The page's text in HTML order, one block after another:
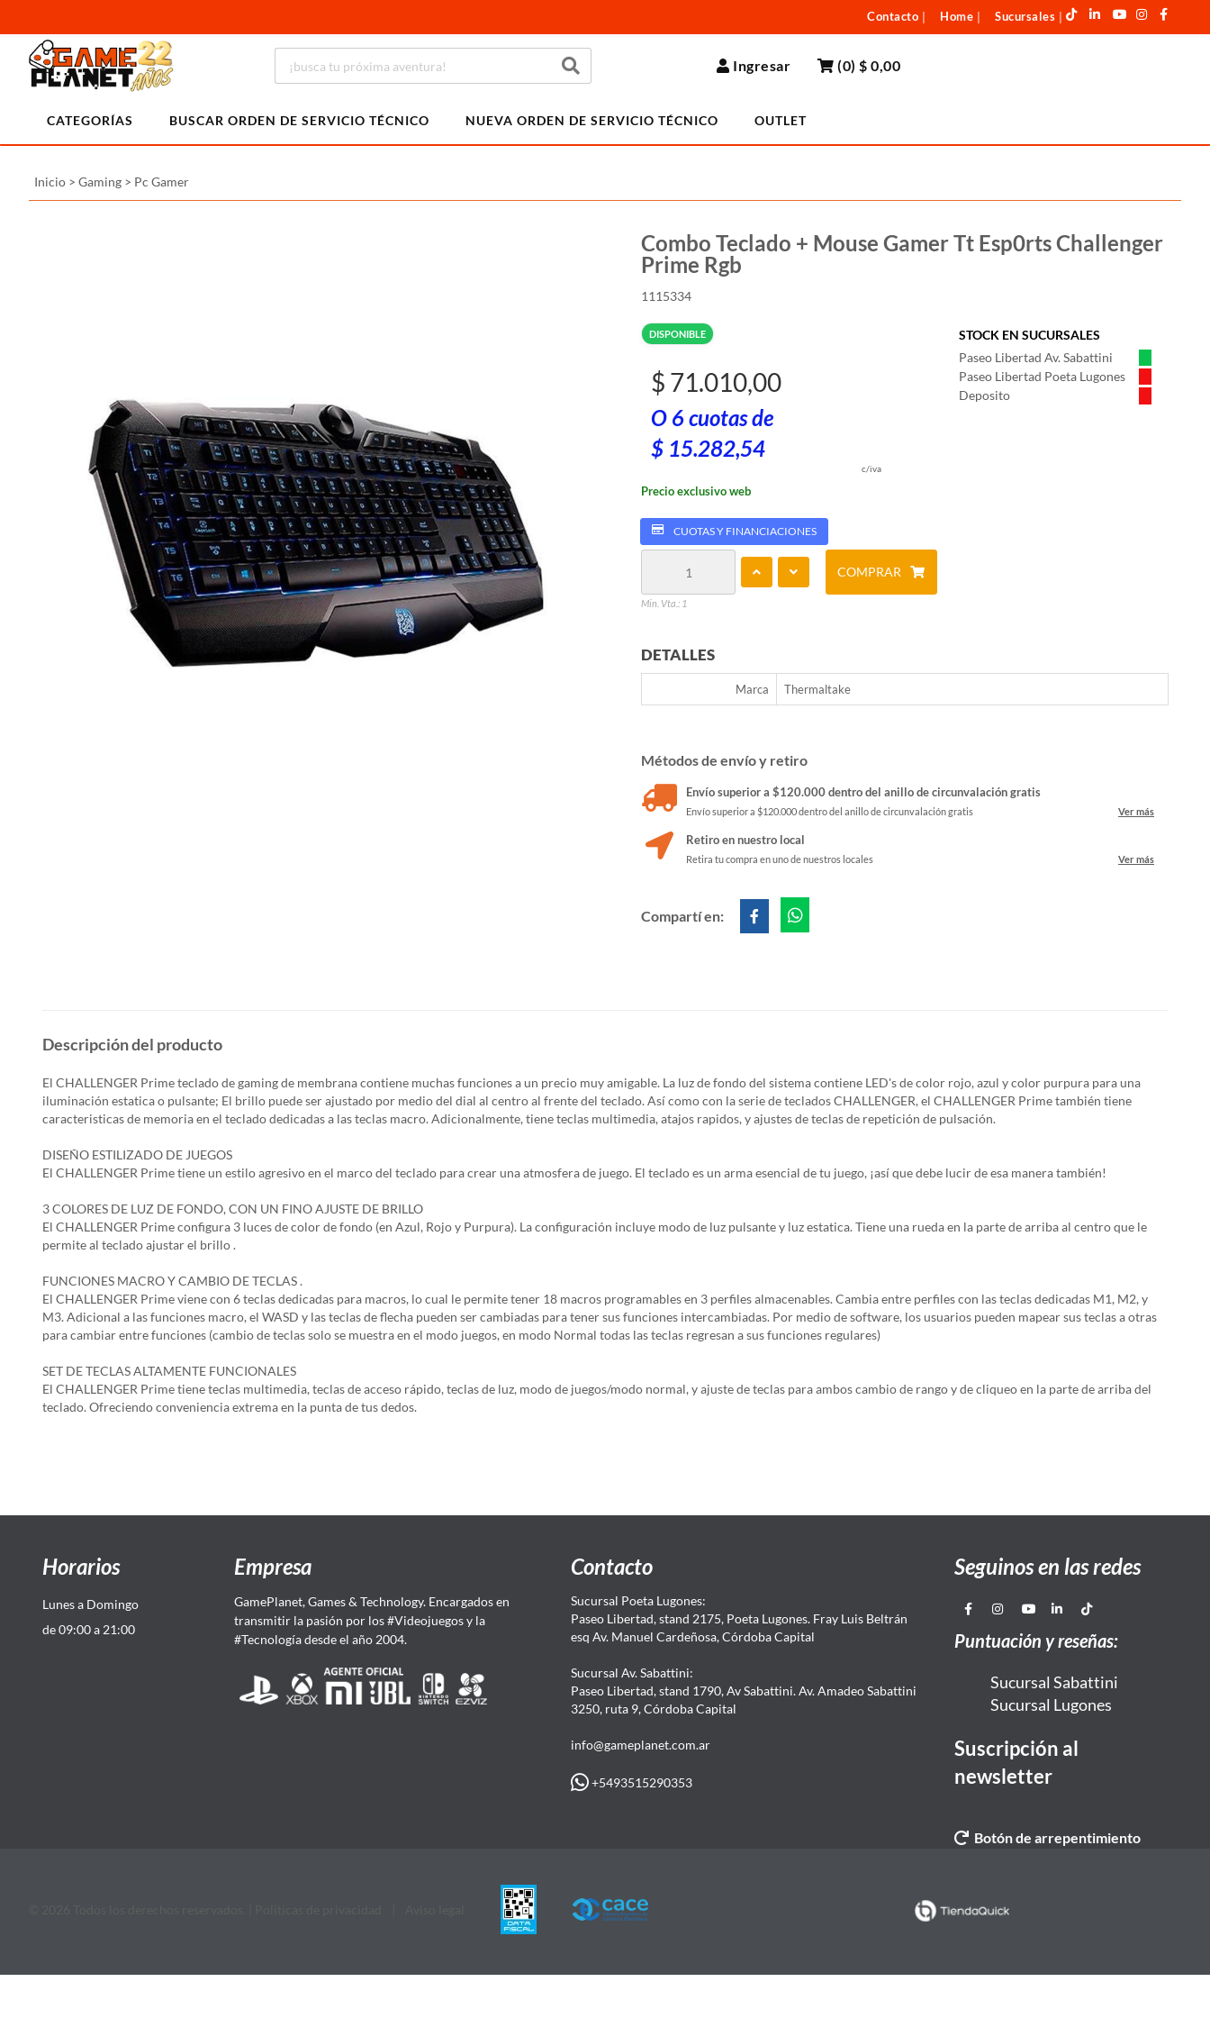
Contacto Home Sucursales
Ingresar (0)$ 0,00
CATEGORÍAS BUSCAR ORDEN DE SERVICIO TÉCNICO NUEVA ORDEN DE SERVICIO TÉCNICO OUTLET
Inicio > Gaming > Pc Gamer
Combo Teclado + Mouse Gamer Tt Esp0rts Challenger
Prime Rgb
1115334
DISPONIBLE
STOCK EN SUCURSALES
Paseo Libertad Av. Sabattini
Paseo Libertad Poeta Lugones
Deposito
$ 71.010,00
O 6 cuotas de
$ 15.282,54
c/iva
Precio exclusivo web
CUOTAS Y FINANCIACIONES
Min. Vta.: 1
COMPRAR
DETALLES
Marca Thermaltake
Métodos de envío y retiro
Envío superior a $120.000 dentro del anillo de circunvalación gratis
Envío superior a $120.000 dentro del anillo de circunvalación gratis Ver más
Retiro en nuestro local
Retira tu compra en uno de nuestros locales Ver más
Compartí en:
Descripción del producto
El CHALLENGER Prime teclado de gaming de membrana contiene muchas funciones a un precio muy amigable. La luz de fondo del sistema contiene LED's de color rojo, azul y color purpura para una
iluminación estatica o pulsante; El brillo puede ser ajustado por medio del dial al centro al frente del teclado. Así como con la serie de teclados CHALLENGER, el CHALLENGER Prime también tiene
caracteristicas de memoria en el teclado dedicadas a las teclas macro. Adicionalmente, tiene teclas multimedia, atajos rapidos, y ajustes de teclas de repetición de pulsación.
DISEÑO ESTILIZADO DE JUEGOS
El CHALLENGER Prime tiene un estilo agresivo en el marco del teclado para crear una atmosfera de juego. El teclado es un arma esencial de tu juego, ¡así que debe lucir de esa manera también!
3 COLORES DE LUZ DE FONDO, CON UN FINO AJUSTE DE BRILLO
El CHALLENGER Prime configura 3 luces de color de fondo (en Azul, Rojo y Purpura). La configuración incluye modo de luz pulsante y luz estatica. Tiene una rueda en la parte de arriba al centro que le
permite al teclado ajustar el brillo .
FUNCIONES MACRO Y CAMBIO DE TECLAS .
El CHALLENGER Prime viene con 6 teclas dedicadas para macros, lo cual le permite tener 18 macros programables en 3 perfiles almacenables. Cambia entre perfiles con las teclas dedicadas M1, M2, y
M3. Adicional a las funciones macro, el WASD y las teclas de flecha pueden ser cambiadas para tener sus funciones intercambiadas. Por medio de software, los usuarios pueden mapear sus teclas a otras
para cambiar entre funciones (cambio de teclas solo se muestra en el modo juegos, en modo Normal todas las teclas regresan a sus funciones regulares)
SET DE TECLAS ALTAMENTE FUNCIONALES
El CHALLENGER Prime tiene teclas multimedia, teclas de acceso rápido, teclas de luz, modo de juegos/modo normal, y ajuste de teclas para ambos cambio de rango y de cliqueo en la parte de arriba del
teclado. Ofreciendo conveniencia extrema en la punta de tus dedos.
Horarios
Lunes a Domingo
de 09:00 a 21:00
Empresa
GamePlanet, Games & Technology. Encargados en
transmitir la pasión por los #Videojuegos y la
#Tecnología desde el año 2004.
Contacto
Sucursal Poeta Lugones:
Paseo Libertad, stand 2175, Poeta Lugones. Fray Luis Beltrán
esq Av. Manuel Cardeñosa, Córdoba Capital
Sucursal Av. Sabattini:
Paseo Libertad, stand 1790, Av Sabattini. Av. Amadeo Sabattini
3250, ruta 9, Córdoba Capital
info@gameplanet.com.ar
+5493515290353
Seguinos en las redes
Puntuación y reseñas:
Sucursal Sabattini
Sucursal Lugones
Suscripción al
newsletter
Botón de arrepentimiento